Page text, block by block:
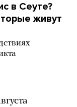
в Сеуте?
живут